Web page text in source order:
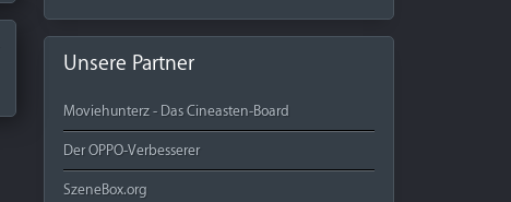
Unsere Partner
Moviehunterz - Das Cineasten-Board
Der OPPO-Verbesserer
SzeneBox.org